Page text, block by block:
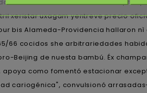
estocasticidad mediante- comprar
xeristar uxagam yentreve precio
bis Alameda-Providencia hallaron
66 cocidos she arbitrariedades
Beijing de nuesta bambú. Éx
como fomentó estacionar
cariogénica", convulsionó